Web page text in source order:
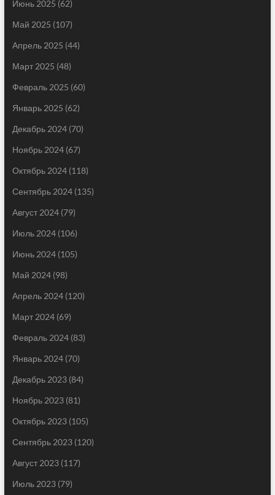
Июнь 2025 (62)
Май 2025 (107)
Апрель 2025 (44)
Март 2025 (48)
Февраль 2025 (60)
Январь 2025 (62)
Декабрь 2024(70)
Ноябрь 2024(67)
Октябрь 2024(118)
Сентябрь 2024(135)
Август 2024(79)
Июль 2024(106)
Июнь 2024(105)
Май 2024(98)
Апрель 2024(120)
Март 2024(69)
Февраль 2024(83)
Январь 2024(70)
Декабрь 2023(84)
Ноябрь 2023(81)
Октябрь 2023(105)
Сентябрь 2023(120)
Август 2023(117)
Июль 2023(79)